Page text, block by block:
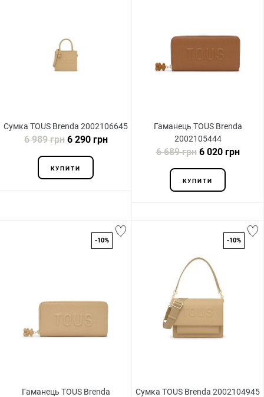
Сумка TOUS Brenda 2002106645
6 989 грн6 290 грн
КУПИТИ
Гаманець TOUS Brenda
2002105444
6 689 грн6 020 грн
КУПИТИ
-10%
Гаманець TOUS Brenda
-10%
Сумка TOUS Brenda 2002104945